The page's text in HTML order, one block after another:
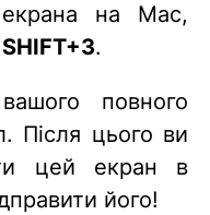
на Mac,
.
повного
Після цього ви
цей екран в
його!